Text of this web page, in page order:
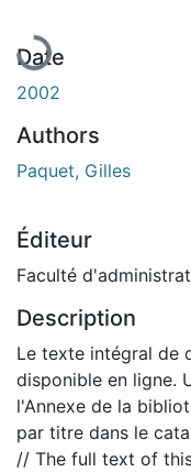
Date
2002
Authors
Paquet, Gilles
Éditeur
Faculté
Description
Le texte intégral de
disponible en ligne.
l'Annexe de la
par titre dans le
// The full text of